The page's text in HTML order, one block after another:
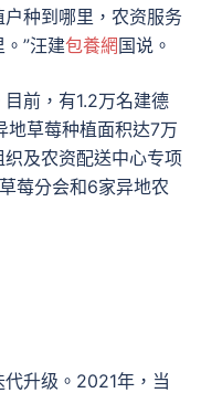
种到哪里，农资服务
”汪建包養網 国说。
前，有1.2万名建德
地草莓种植面积达7万
及农资配送中心专项
莓分会和6家异地农
升级。2021年，当